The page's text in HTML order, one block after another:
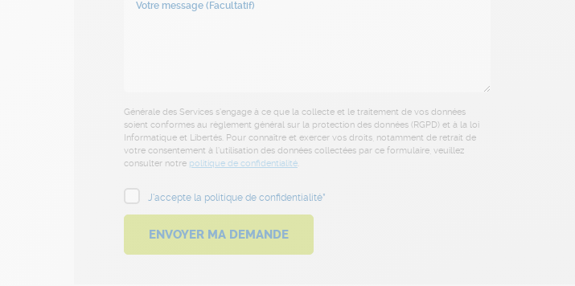
Générale des Services s’engage à ce que la collecte et le traitement de vos données
soient conformes au règlement général sur la protection des données (RGPD) et à la loi
Informatique et Libertés. Pour connaître et exercer vos droits, notamment de retrait de
votre consentement à l’utilisation des données collectées par ce formulaire, veuillez
consulter notre politique de confidentialité
J'accepte la politique de confidentialité*
ENVOYER MA DEMANDE